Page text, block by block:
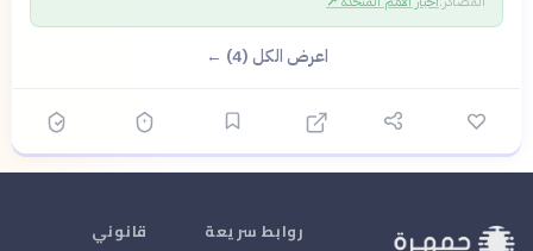
اعرض الكل (4) ←
روابط سريعة قانوني